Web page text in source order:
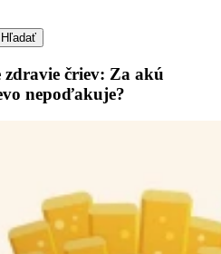
Hľadať
čriev: Za akú
nepoďakuje?